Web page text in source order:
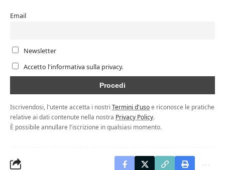
Email
Newsletter
Accetto l'informativa sulla privacy.
Iscrivendosi, l'utente accetta i nostri Termini d'usoe riconosce le pratiche
relative ai dati contenute nella nostra Privacy Policy.
È possibile annullare l'iscrizione in qualsiasi momento.